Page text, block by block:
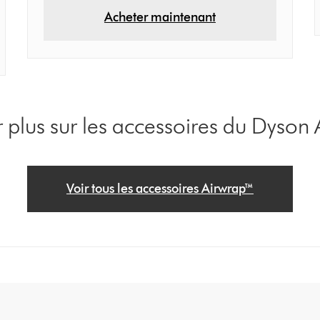
Acheter maintenant
plus sur les accessoires du
Voir tous les accessoires Airwrap™